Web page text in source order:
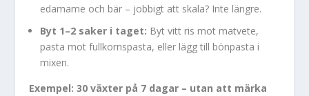
edamame och bär – jobbigt att skala? Inte längre.
Byt 1–2 saker i taget: Byt vitt ris mot matvete,
pasta mot fullkornspasta, eller lägg till bönpasta i
mixen.
Exempel: 30 växter på 7 dagar – utan att märka